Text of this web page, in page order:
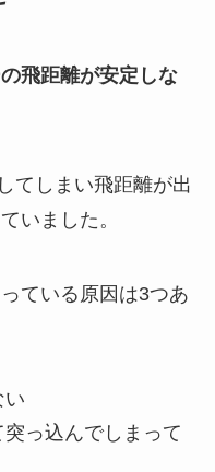
飛距離が安定しな
てしまい飛距離が出
いました。
ている原因は3つあ
い
っ込んでしまって